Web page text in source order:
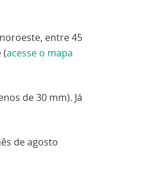
entre 45
(acesse o mapa
de 30 mm). Já
de agosto